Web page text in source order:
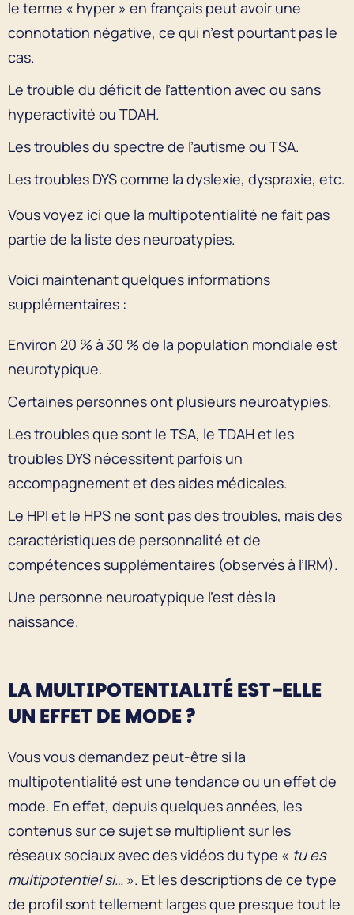
le terme « hyper » en français peut avoir une
connotation négative, ce qui n’est pourtant pas le
cas.
Le trouble du déficit de l’attention avec ou sans
hyperactivité ou TDAH.
Les troubles du spectre de l’autisme ou TSA.
Les troubles DYS comme la dyslexie, dyspraxie, etc.
Vous voyez ici que la multipotentialité ne fait pas
partie de la liste des neuroatypies.
Voici maintenant quelques informations
supplémentaires :
Environ 20 % à 30 % de la population mondiale est
neurotypique.
Certaines personnes ont plusieurs neuroatypies.
Les troubles que sont le TSA, le TDAH et les
troubles DYS nécessitent parfois un
accompagnement et des aides médicales.
Le HPI et le HPS ne sont pas des troubles, mais des
caractéristiques de personnalité et de
compétences supplémentaires (observés à l’IRM).
Une personne neuroatypique l’est dès la
naissance.
LA MULTIPOTENTIALITÉ EST-ELLE
UN EFFET DE MODE ?
Vous vous demandez peut-être si la
multipotentialité est une tendance ou un effet de
mode. En effet, depuis quelques années, les
contenus sur ce sujet se multiplient sur les
réseaux sociaux avec des vidéos du type « tu es
multipotentiel si… ». Et les descriptions de ce type
de profil sont tellement larges que presque tout le